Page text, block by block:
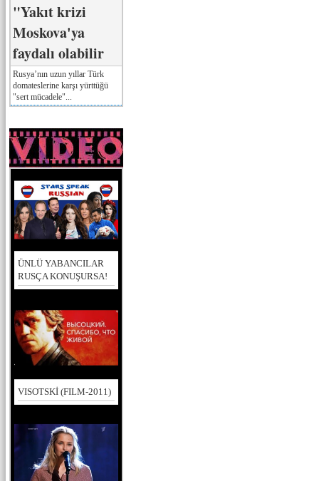
"Yakıt krizi
Moskova'ya
faydalı olabilir
Rusya’nın uzun yıllar Türk
domateslerine karşı yürttüğü
"sert mücadele"...
ÜNLÜ YABANCILAR
RUSÇA KONUŞURSA!
VISOTSKİ (FILM-2011)